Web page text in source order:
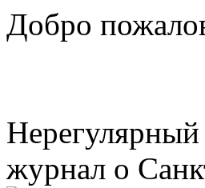
Добро
Нерегулярный
журнал о